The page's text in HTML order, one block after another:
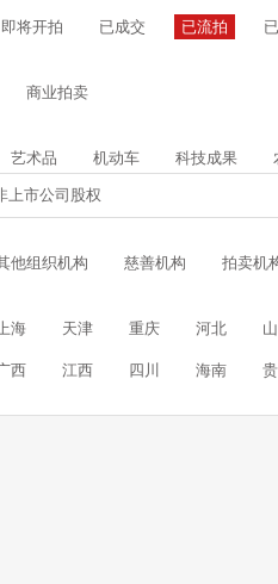
即将开拍 已成交 已流拍
商业拍卖
艺术品 机动车 科技成果
上市公司股权
他组织机构 慈善机构 拍卖机
海 天津 重庆 河北
西 江西 四川 海南